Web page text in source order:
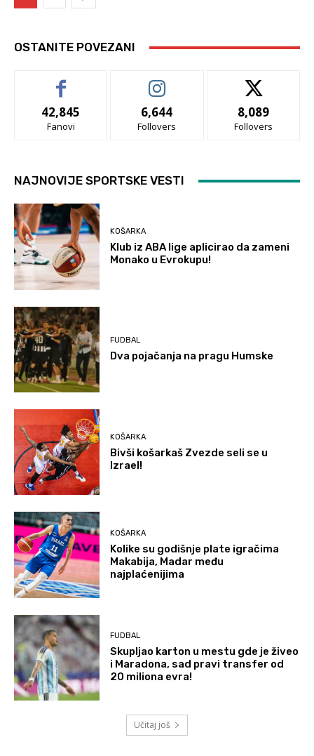
OSTANITE POVEZANI
42,845
Fanovi
6,644
Follovers
8,089
Follovers
NAJNOVIJE SPORTSKE VESTI
KOŠARKA
Klub iz ABA lige aplicirao da zameni
Monako u Evrokupu!
FUDBAL
Dva pojačanja na pragu Humske
KOŠARKA
Bivši košarkaš Zvezde seli se u
Izrael!
KOŠARKA
Kolike su godišnje plate igračima
Makabija, Madar među
najplaćenijima
FUDBAL
Skupljao karton u mestu gde je živeo
i Maradona, sad pravi transfer od
20 miliona evra!
Učitaj još